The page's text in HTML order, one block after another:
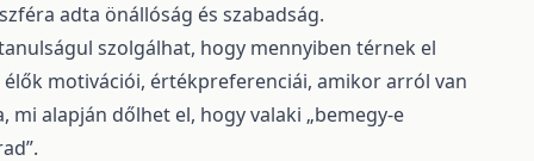
adta önállóság és szabadság.
szolgálhat, hogy mennyiben térnek el
motivációi, értékpreferenciái, amikor arról van
mi alapján dőlhet el, hogy valaki „bemegy-e